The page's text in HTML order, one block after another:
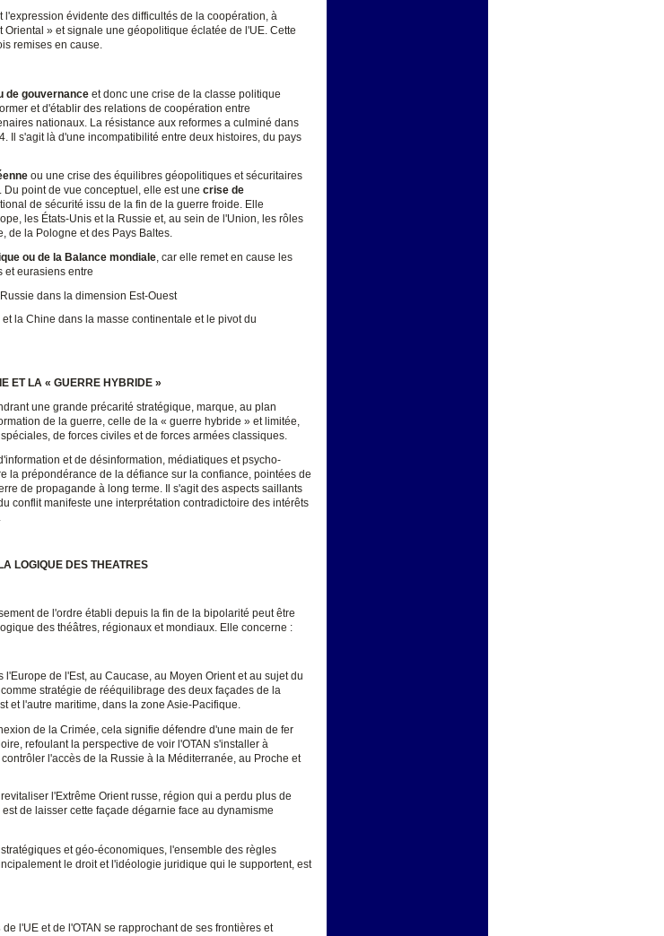
évidente des difficultés de la coopération, à
Oriental » et signale une géopolitique éclatée de l'UE. Cette
remises en cause.
de gouvernance et donc une crise de la classe politique
et d'établir des relations de coopération entre
nationaux. La résistance aux reformes a culminé dans
Il s'agit là d'une incompatibilité entre deux histoires, du pays
ou une crise des équilibres géopolitiques et sécuritaires
point de vue conceptuel, elle est une crise de
de sécurité issu de la fin de la guerre froide. Elle
les États-Unis et la Russie et, au sein de l'Union, les rôles
de la Pologne et des Pays Baltes.
ou de la Balance mondiale , car elle remet en cause les
et eurasiens entre
dans la dimension Est-Ouest
la Chine dans la masse continentale et le pivot du
ET LA « GUERRE HYBRIDE »
une grande précarité stratégique, marque, au plan
de la guerre, celle de la « guerre hybride » et limitée,
de forces civiles et de forces armées classiques.
et de désinformation, médiatiques et psycho-
la prépondérance de la défiance sur la confiance, pointées de
de propagande à long terme. Il s'agit des aspects saillants
conflit manifeste une interprétation contradictoire des intérêts
LOGIQUE DES THEATRES
de l'ordre établi depuis la fin de la bipolarité peut être
des théâtres, régionaux et mondiaux. Elle concerne :
l'Europe de l'Est, au Caucase, au Moyen Orient et au sujet du
stratégie de rééquilibrage des deux façades de la
et l'autre maritime, dans la zone Asie-Pacifique.
de la Crimée, cela signifie défendre d'une main de fer
refoulant la perspective de voir l'OTAN s'installer à
l'accès de la Russie à la Méditerranée, au Proche et
l'Extrême Orient russe, région qui a perdu plus de
de laisser cette façade dégarnie face au dynamisme
et géo-économiques, l'ensemble des règles
le droit et l'idéologie juridique qui le supportent, est
de l'UE et de l'OTAN se rapprochant de ses frontières et